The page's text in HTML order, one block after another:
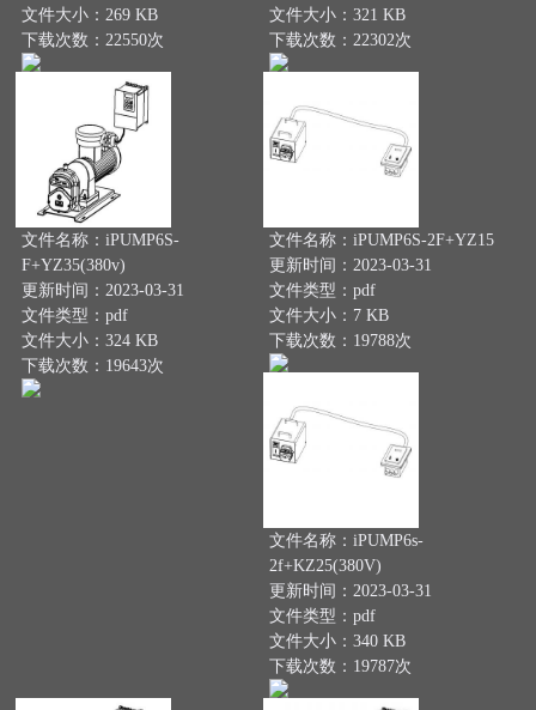
文件大小：269 KB
下载次数：22550次
文件大小：321 KB
下载次数：22302次
文件名称：iPUMP6S-
F+YZ35(380v)
更新时间：2023-03-31
文件类型：pdf
文件大小：324 KB
下载次数：19643次
文件名称：iPUMP6S-2F+YZ15
更新时间：2023-03-31
文件类型：pdf
文件大小：7 KB
下载次数：19788次
文件名称：iPUMP6s-
2f+KZ25(380V)
更新时间：2023-03-31
文件类型：pdf
文件大小：340 KB
下载次数：19787次